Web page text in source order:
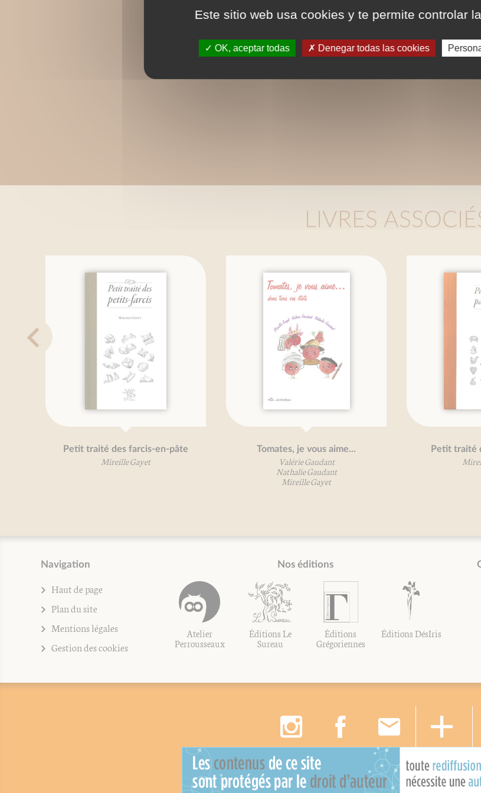
LIVRES
Petit traité des farcis-en-pâte
Mireille Gayet
Tomates, je vous aime...
Valérie Gaudant
Nathalie Gaudant
Mireille Gayet
Petit traité
Navigation
Haut de page
Plan du site
Mentions légales
Gestion des cookies
Nos éditions
Atelier
Perrousseaux
Éditions Le
Sureau
Éditions
Grégoriennes
Éditions DésIris
Este sitio web usa cookies y te permite controlar
OK, aceptar todas Denegar todas las cookies